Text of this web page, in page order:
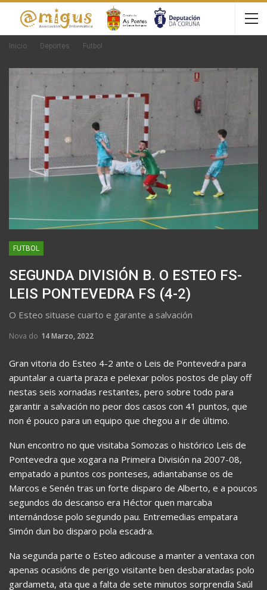
Inicio Deportes Futbol
FUTBOL
SEGUNDA DIVISIÓN B. O ESTEO FS-
LEIS PONTEVEDRA FS (4-2)
O Esteo situase cuarto e garante a salvación
Nova do 14 Marzo, 2022
Gran vitoria do Esteo 4-2 ante o Leis de Pontevedra para
apuntalar a cuarta praza e pelexar polos postos de play off
nestas seis xornadas restantes, pero sobre todo para
garantir a salvación no peor dos casos con 41 puntos, que
non é pouco para un equipo que chegou a ir de último.
Nun encontro no que visitaba Somozas o histórico Leis de
Pontevedra que xogara na Primeira División na 2007-08,
empatado a puntos cos ponteses, adiantabanse os de
Marcos e Senén tras un forte disparo de Alberto, e a poucos
segundos do descanso era Héctor quen marcaba
internándose polo segundo pau. Entremedias empatara
Simón dun bo disparo pola escadra.
Na segunda parte o Esteo adicouse a manter a ventaxa con
apenas ocasións de perigo visitante ben desbaratadas polo
gardameta, ata que a falta de sete minutos sorprendía Saúl